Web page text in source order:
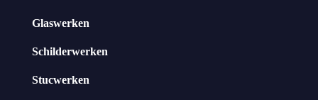
Glaswerken
Schilderwerken
Stucwerken